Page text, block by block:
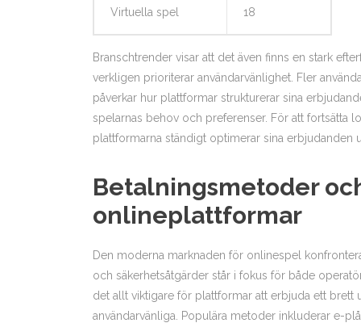
Virtuella spel 18
Branschtrender visar att det även finns en stark
verkligen prioriterar användarvänlighet. Fler
påverkar hur plattformar strukturerar sina
spelarnas behov och preferenser. För att fortsätta
plattformarna ständigt optimerar sina erbjudanden
Betalningsmetoder
onlineplattformar
Den moderna marknaden för onlinespel
och säkerhetsåtgärder står i fokus för både
det allt viktigare för plattformar att erbjuda ett
användarvänliga. Populära metoder inkluderar e-